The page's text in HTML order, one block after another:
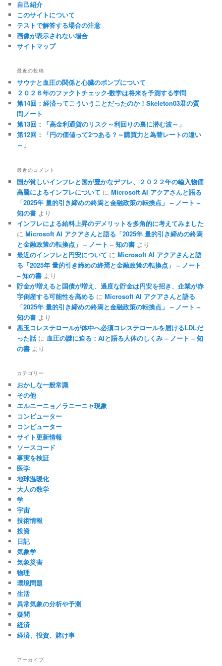
自己紹介
このサイトについて
テストで解答する場合の注意
画像が表示されない場合
サイトマップ
最近の投稿
サウナと血圧の関係と心臓のポンプについて
２０２６年のファクトチェック-数学は将来を予測する学問
第14回：経済ってこういうことだったのか！Skeleton03君の質
問ノート
第13回：「高金利通貨のリスク～利回りの裏に潜む波～」
第12回：「円の価値って2つある？～購買力と為替レートの違い
～」
最近のコメント
国が貧しいインフレと国が豊かなデフレ、２０２２年の輸入物価
高騰によるインフレについて にMicrosoft AI アクアさんと語る
「2025年 量的引き締めの終焉と金融政策の転換点」 – ノート –
知の書 より
インフレによる給料上昇のデメリットを多角的に考えてみました
にMicrosoft AI アクアさんと語る「2025年 量的引き締めの終焉
と金融政策の転換点」 – ノート – 知の書 より
最近のインフレと円安について にMicrosoft AI アクアさんと語
る「2025年 量的引き締めの終焉と金融政策の転換点」 – ノート
– 知の書 より
貯金が増えると国債が増え、過度な貯金は円安を招き、企業が赤
字倒産する可能性を高める にMicrosoft AI アクアさんと語る
「2025年 量的引き締めの終焉と金融政策の転換点」 – ノート –
知の書 より
悪玉コレステロールが体中へ必須コレステロールを届けるLDLだ
った話 に 血圧の謎に迫る：AIと語る人体のしくみ – ノート – 知
の書 より
カテゴリー
おかしな一般常識
その他
エルニーニョ／ラニーニャ現象
コンピューター
コンピューター
サイト更新情報
ソースコード
事実を検証
医学
地球温暖化
大人の数学
学
宇宙
技術情報
投資
日記
気象学
気象災害
物理
環境問題
生活
異常気象の分析や予測
疑問
経済
経済、投資、賭け事
アーカイブ